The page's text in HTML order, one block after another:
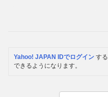
Yahoo! JAPAN IDでログイン す
できるようになります。